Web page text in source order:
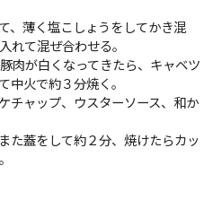
、薄く塩こしょうをしてかき混
れて混ぜ合わせる。
肉が白くなってきたら、キャベツ
中火で約３分焼く。
チャップ、ウスターソース、和か
た蓋をして約２分、焼けたらカッ